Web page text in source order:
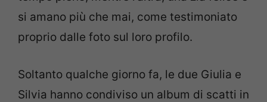
si amano più che mai, come testimoniato
proprio dalle foto sul loro profilo.
Soltanto qualche giorno fa, le due Giulia e
Silvia hanno condiviso un album di scatti in